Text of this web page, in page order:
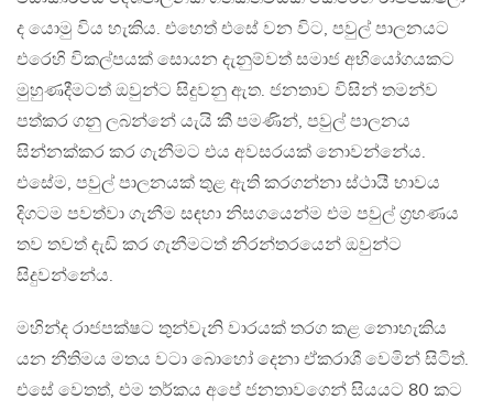
ද යොමු විය හැකිය. එහෙත් එසේ වන විට, පවුල් පාලනයට
එරෙහි විකල්පයක් සොයන දැනුම්වත් සමාජ අභියෝගයකට
මුහුණදීමටත් ඔවුන්ට සිදුවනු ඇත. ජනතාව විසින් තමන්ව
පත්කර ගනු ලබන්නේ යැයි කී පමණින්, පවුල් පාලනය
සින්නක්කර කර ගැනීමට එය අවසරයක් නොවන්නේය.
එසේම, පවුල් පාලනයක් තුළ ඇති කරගන්නා ස්ථායී භාවය
දිගටම පවත්වා ගැනීම සඳහා නිසගයෙන්ම එම පවුල් ග‍්‍රහණය
තව තවත් දැඩි කර ගැනීමටත් නිරන්තරයෙන් ඔවුන්ට
සිදුවන්නේය.
මහින්ද රාජපක්ෂට තුන්වැනි වාරයක් තරග කළ නොහැකිය
යන නීතිමය මතය වටා බොහෝ දෙනා ඒකරාශී වෙමින් සිටිත්.
එසේ වෙතත්, එම තර්කය අපේ ජනතාවගෙන් සියයට 80 කට